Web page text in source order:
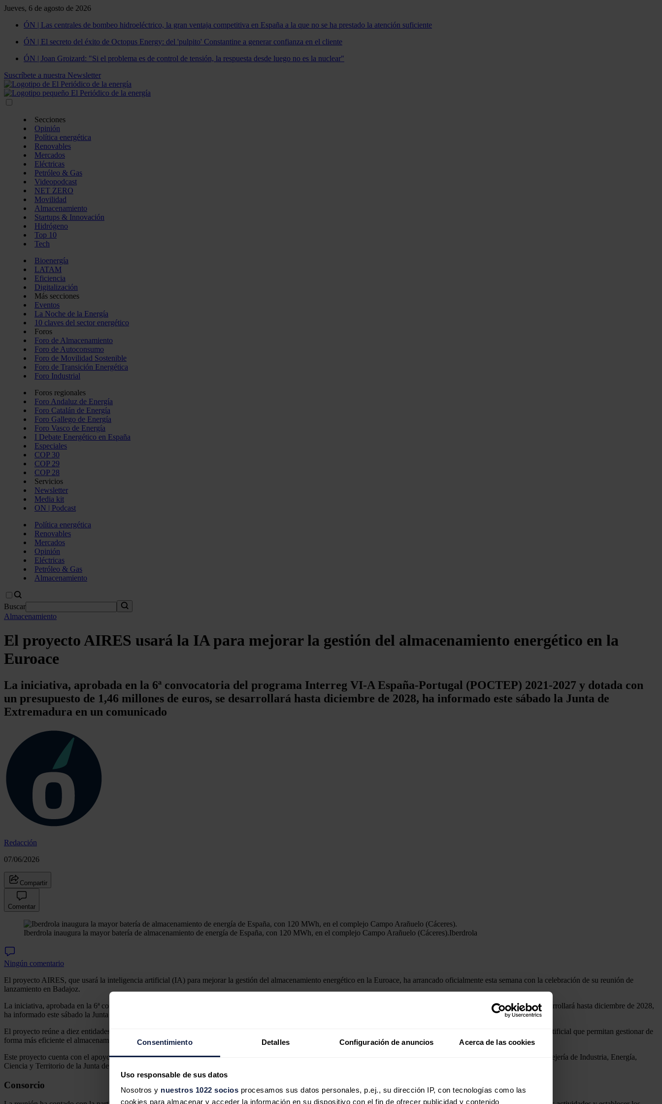
Consentimiento Detalles Configuración de anuncios Acerca de las cookies
Uso responsable de sus datos
Nosotros y nuestros 1022 socios procesamos sus datos personales, p.ej., su dirección IP, con tecnologías como las
cookies para almacenar y acceder la información en su dispositivo con el fin de ofrecer publicidad y contenido
Jueves, 6 de agosto de 2026
ÓN | Las centrales de bombeo hidroeléctrico, la gran ventaja competitiva en España a la que no se ha prestado la atención suficiente
ÓN | El secreto del éxito de Octopus Energy: del 'pulpito' Constantine a generar confianza en el cliente
ÓN | Joan Groizard: "Si el problema es de control de tensión, la respuesta desde luego no es la nuclear"
Suscríbete a nuestra Newsletter
Secciones
Opinión
Política energética
Renovables
Mercados
Eléctricas
Petróleo & Gas
Videopodcast
NET ZERO
Movilidad
Almacenamiento
Startups & Innovación
Hidrógeno
Top 10
Tech
Bioenergía
LATAM
Eficiencia
Digitalización
Más secciones
Eventos
La Noche de la Energía
10 claves del sector energético
Foros
Foro de Almacenamiento
Foro de Autoconsumo
Foro de Movilidad Sostenible
Foro de Transición Energética
Foro Industrial
Foros regionales
Foro Andaluz de Energía
Foro Catalán de Energía
Foro Gallego de Energía
Foro Vasco de Energía
I Debate Energético en España
Especiales
COP 30
COP 29
COP 28
Servicios
Newsletter
Media kit
ON | Podcast
Política energética
Renovables
Mercados
Opinión
Eléctricas
Petróleo & Gas
Almacenamiento
Buscar
Almacenamiento
El proyecto AIRES usará la IA para mejorar la gestión del almacenamiento energético en la
Euroace
La iniciativa, aprobada en la 6ª convocatoria del programa Interreg VI-A España-Portugal (POCTEP) 2021-2027 y dotada con
un presupuesto de 1,46 millones de euros, se desarrollará hasta diciembre de 2028, ha informado este sábado la Junta de
Extremadura en un comunicado
Redacción
07/06/2026
Compartir
Comentar
Iberdrola inaugura la mayor batería de almacenamiento de energía de España, con 120 MWh, en el complejo Campo Arañuelo (Cáceres).Iberdrola
Ningún comentario
El proyecto AIRES, que usará la inteligencia artificial (IA) para mejorar la gestión del almacenamiento energético en la Euroace, ha arrancado oficialmente esta semana con la celebración de su reunión de
lanzamiento en Badajoz.
La iniciativa, aprobada en la 6ª convocatoria del programa Interreg VI-A España-Portugal (POCTEP) 2021-2027 y dotada con un presupuesto de 1,46 millones de euros, se desarrollará hasta diciembre de 2028,
ha informado este sábado la Junta de Extremadura en un comunicado.
El proyecto reúne a diez entidades de Extremadura, Alentejo y Centro de Portugal con un objetivo común: desarrollar y validar soluciones innovadoras basadas en inteligencia artificial que permitan gestionar de
forma más eficiente el almacenamiento de energía procedente de instalaciones de autoconsumo fotovoltaico, optimizando su uso en tiempo real.
Este proyecto cuenta con el apoyo institucional de la Dirección General de Industria, Energía y Minas y de la Secretaría General de Ciencia, Tecnología e Innovación de la Consejería de Industria, Energía,
Ciencia y Territorio de la Junta de Extremadura como socios no beneficiarios.
Consorcio